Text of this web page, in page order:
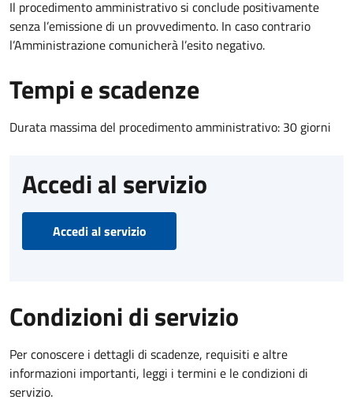
Il procedimento amministrativo si conclude positivamente
senza l’emissione di un provvedimento. In caso contrario
l’Amministrazione comunicherà l’esito negativo.
Tempi e scadenze
Durata massima del procedimento amministrativo: 30 giorni
Accedi al servizio
Accedi al servizio
Condizioni di servizio
Per conoscere i dettagli di scadenze, requisiti e altre
informazioni importanti, leggi i termini e le condizioni di
servizio.